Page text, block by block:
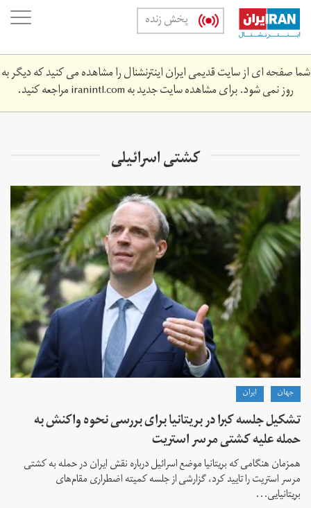
Skip
main
content
پخش زنده
شما صفحه ای از سایت قدیمی ایران اینترنشنال را مشاهده می کنید که دیگر به
روز نمی شود. برای مشاهده سایت جدید بهiranintl.comمراجعه کنید.
کشتی اسرائیلی
جهان ايران
تشکیل جلسه کبرا در بریتانیا برای بررسی نحوه واکنش به
حمله علیه کشتی مرسر استریت
همزمان هنگامی که بریتانیا موضع اسرائیل درباره نقش ایران در حمله به کشتی
مرسر استریت را تایید کرد، گزارشی از جلسه کمیته اضطراری مقام‌های
بریتانیایی...